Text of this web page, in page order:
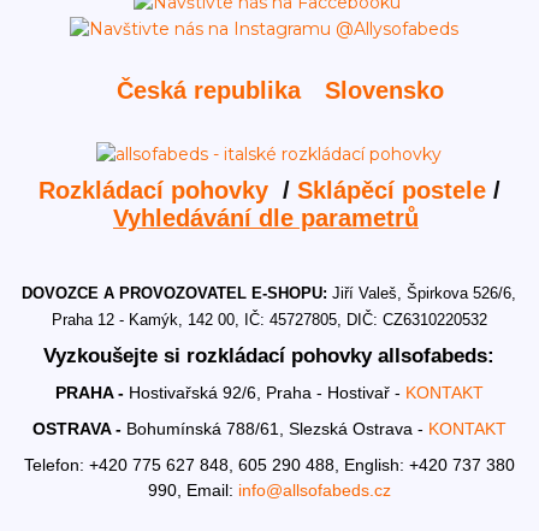
Česká republika Slovensko
Rozkládací pohovky / Sklápěcí postele/
Vyhledávání dle parametrů
DOVOZCE A PROVOZOVATEL E-SHOPU:Jiří Valeš, Špirkova 526/6,
Praha 12 - Kamýk, 142 00, IČ: 45727805, DIČ: CZ6310220532
Vyzkoušejte si rozkládací pohovky allsofabeds:
PRAHA - Hostivařská 92/6, Praha - Hostivař - KONTAKT
OSTRAVA - Bohumínská 788/61, Slezská Ostrava - KONTAKT
Telefon: +420 775 627 848, 605 290 488, English: +420 737 380
990, Email: info@allsofabeds.cz